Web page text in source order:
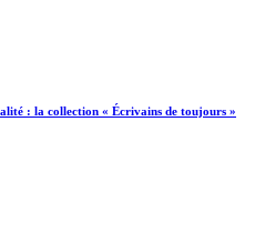
: la collection « Écrivains de toujours »